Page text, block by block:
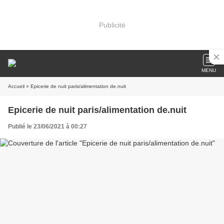
Publicité
MENU
Accueil » Epicerie de nuit paris/alimentation de.nuit
Epicerie de nuit paris/alimentation de.nuit
Publié le 23/06/2021 à 00:27